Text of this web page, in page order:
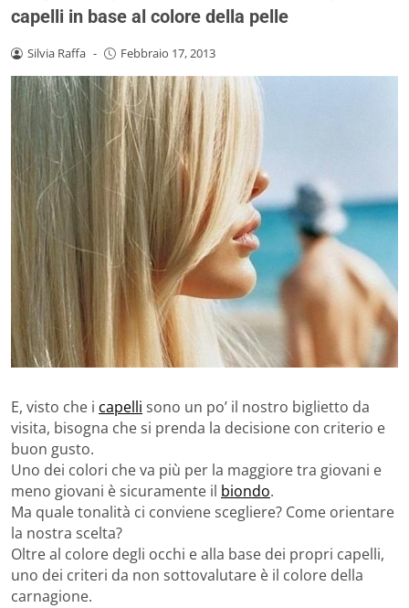
capelli in base al colore della pelle
Silvia Raffa - Febbraio 17, 2013
E, visto che i capelli sono un po’ il nostro biglietto da
visita, bisogna che si prenda la decisione con criterio e
buon gusto.
Uno dei colori che va più per la maggiore tra giovani e
meno giovani è sicuramente il biondo.
Ma quale tonalità ci conviene scegliere? Come orientare
la nostra scelta?
Oltre al colore degli occhi e alla base dei propri capelli,
uno dei criteri da non sottovalutare è il colore della
carnagione.